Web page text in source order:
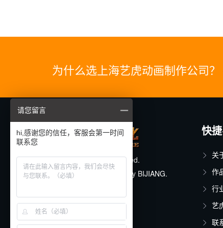
为什么选上海艺虎动画制作公司
© 2025. All rights reserved.
Designed & Developed by BIJIANG.
快
关
作
行
艺
联
请您留言
hi,感谢您的信任，客服会第一时间
联系您